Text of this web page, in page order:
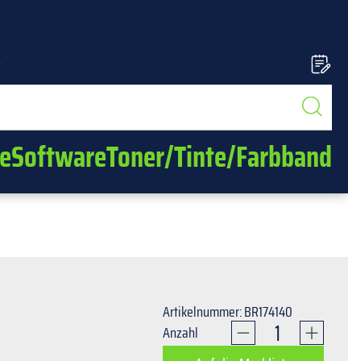
SoftwareToner/Tinte/Farbband
Artikelnummer: BR174140
Anzahl
Produkt